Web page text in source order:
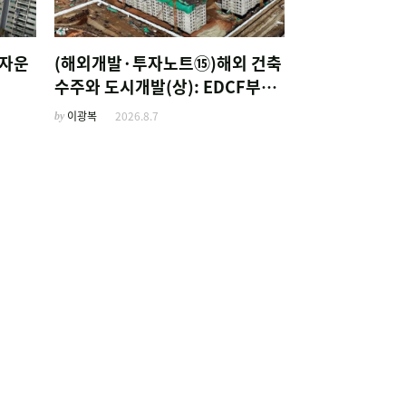
운
(해외개발·투자노트⑮)해외 건축
수주와 도시개발(상): EDCF부터
계열사 진출 위한 복합시설까지
by 이광복 2026.8.7